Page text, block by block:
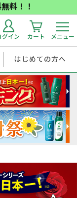
料！！
グイン カート メニュー
はじめての方へ